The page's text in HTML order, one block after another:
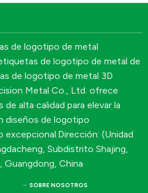
de logotipo de metal
de logotipo de metal de
de logotipo de metal 3D
Metal Co., Ltd. ofrece
alta calidad para elevar la
diseños de logotipo
(Unidad
Subdistrito Shajing,
Guangdong, China
SOBRE NOSOTROS